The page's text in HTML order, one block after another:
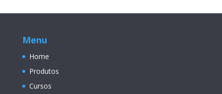
Menu
Home
Produtos
Cursos